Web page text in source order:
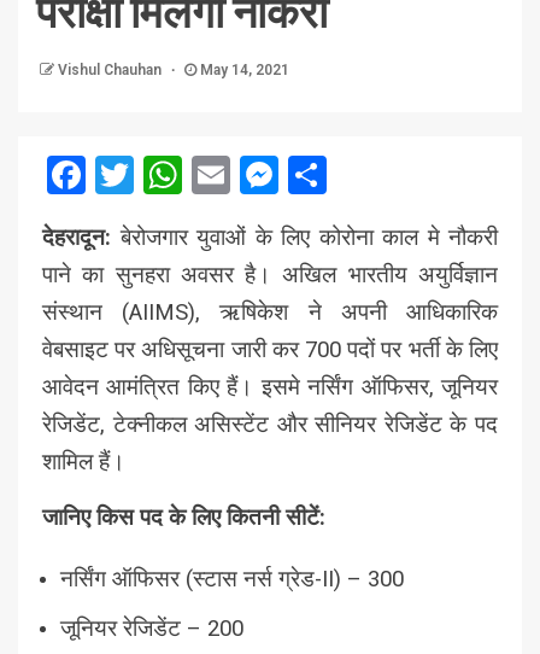
Vishul Chauhan May 14, 2021
Facebook
Twitter
WhatsApp
EmailMessenger
देहरादून: बेरोजगार युवाओं के लिए कोरोना काल मे नौकरी
पाने का सुनहरा अवसर है। अखिल भारतीय अयुर्विज्ञान
संस्थान (AIIMS), ऋषिकेश ने अपनी आधिकारिक
वेबसाइट पर अधिसूचना जारी कर 700 पदों पर भर्ती के लिए
आवेदन आमंत्रित किए हैं। इसमे नर्सिंग ऑफिसर, जूनियर
रेजिडेंट, टेक्नीकल असिस्टेंट और सीनियर रेजिडेंट के पद
शामिल हैं।
जानिए किस पद के लिए कितनी सीटें:
नर्सिंग ऑफिसर (स्टास नर्स ग्रेड-II) – 300
जूनियर रेजिडेंट – 200